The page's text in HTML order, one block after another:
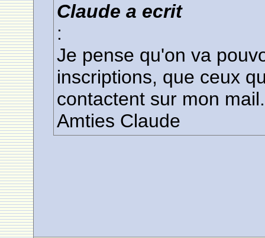
Claude a ecrit
:
Je pense qu'on va
inscriptions, que ceux
contactent sur mon mail.
Amties Claude